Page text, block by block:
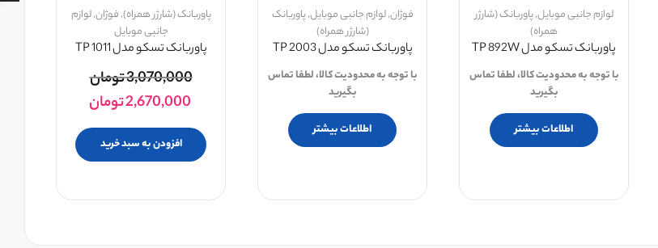
لوازم جانبی موبایل,پاوربانک (شارژر
همراه)
پاوربانک تسکو مدل TP 892W
با توجه به محدودیت کالا، لطفا تماس
بگیرید
اطلاعات بیشتر
فوژان,لوازم جانبی موبایل,پاوربانک
(شارژر همراه)
پاوربانک تسکو مدل TP 2003
با توجه به محدودیت کالا، لطفا تماس
بگیرید
اطلاعات بیشتر
پاوربانک (شارژر همراه),فوژان,لوازم
جانبی موبایل
پاوربانک تسکو مدل TP 1011
3,070,000تومان
2,670,000تومان
افزودن به سبد خرید